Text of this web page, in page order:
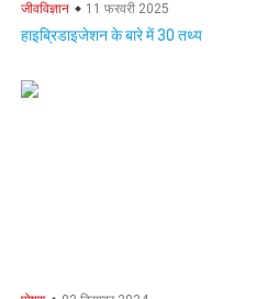
जीवविज्ञान 11 फरवरी 2025
हाइब्रिडाइजेशन के बारे में 30 तथ्य